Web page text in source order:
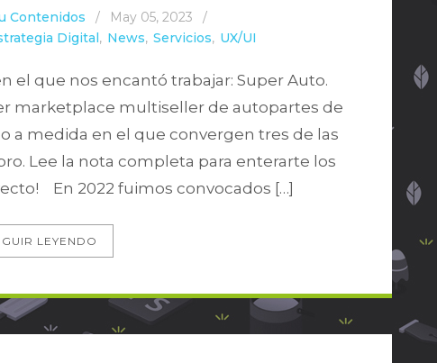
Contenidos / May 05, 2023
/
Digital, News, Servicios, UX/UI
el que nos encantó trabajar: Super Auto.
marketplace multiseller de autopartes de
a medida en el que convergen tres de las
Lee la nota completa para enterarte los
En 2022 fuimos convocados […]
LEYENDO